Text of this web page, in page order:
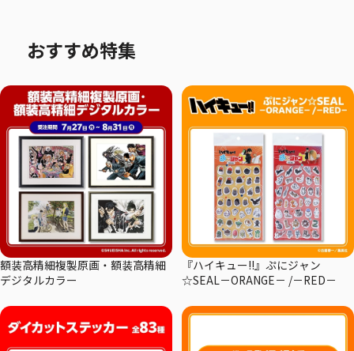
おすすめ特集
額装高精細複製原画・額装高精細
デジタルカラー
『ハイキュー!!』ぷにジャン
☆SEAL－ORANGE－ /－RED－